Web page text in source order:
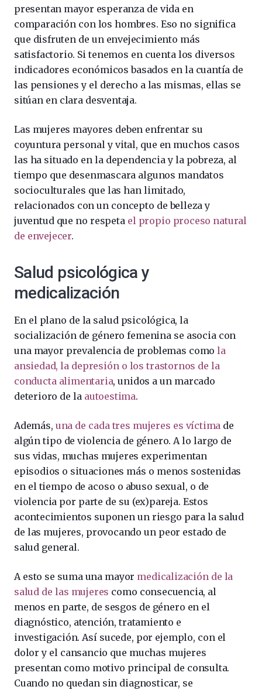
presentan mayor esperanza de vida en
comparación con los hombres. Eso no significa
que disfruten de un envejecimiento más
satisfactorio. Si tenemos en cuenta los diversos
indicadores económicos basados en la cuantía de
las pensiones y el derecho a las mismas, ellas se
sitúan en clara desventaja.
Las mujeres mayores deben enfrentar su
coyuntura personal y vital, que en muchos casos
las ha situado en la dependencia y la pobreza, al
tiempo que desenmascara algunos mandatos
socioculturales que las han limitado,
relacionados con un concepto de belleza y
juventud que no respeta el propio proceso natural
de envejecer.
Salud psicológica y
medicalización
En el plano de la salud psicológica, la
socialización de género femenina se asocia con
una mayor prevalencia de problemas comola
ansiedad, la depresión o los trastornos de la
conducta alimentaria, unidos a un marcado
deterioro de la autoestima.
Además, una de cada tres mujeres es víctima de
algún tipo de violencia de género. A lo largo de
sus vidas, muchas mujeres experimentan
episodios o situaciones más o menos sostenidas
en el tiempo de acoso o abuso sexual, o de
violencia por parte de su (ex)pareja. Estos
acontecimientos suponen un riesgo para la salud
de las mujeres, provocando un peor estado de
salud general.
A esto se suma una mayor medicalización de la
salud de las mujeres como consecuencia, al
menos en parte, de sesgos de género en el
diagnóstico, atención, tratamiento e
investigación. Así sucede, por ejemplo, con el
dolor y el cansancio que muchas mujeres
presentan como motivo principal de consulta.
Cuando no quedan sin diagnosticar, se